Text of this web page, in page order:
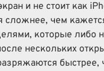
и не стоит как
сложнее, чем
которые либо
нескольких
быстрее,